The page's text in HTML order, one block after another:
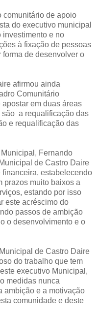
comunitário de apoio
do executivo municipal
investimento e no
à fixação de pessoas
de desenvolver o
afirmou ainda
Comunitário
em duas áreas
são a requalificação das
e requalificação das
Fernando
de Castro Daire
estabelecendo
prazos muito baixos a
estando por isso
este acréscimo do
passos de ambição
o desenvolvimento e o
de Castro Daire
do trabalho que tem
executivo Municipal,
medidas nunca
ambição e a motivação
comunidade e deste